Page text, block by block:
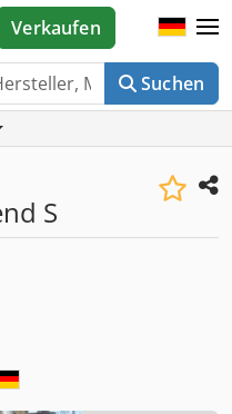
Suchen
Verkaufen
S